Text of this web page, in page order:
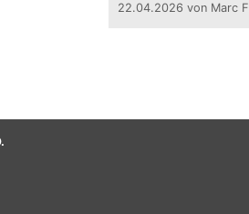
22.04.2026 von Marc